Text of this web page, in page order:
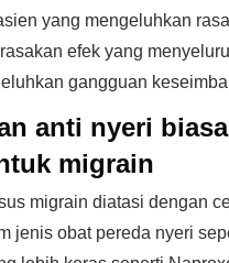
yang mengeluhkan
efek yang
gangguan
anti nyeri
migrain
migrain diatasi dengan
jenis obat pereda nyeri